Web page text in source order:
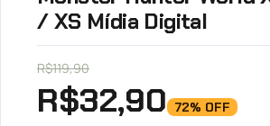
/ XS Mídia Digital
R$119,90
R$32,90 72% OFF